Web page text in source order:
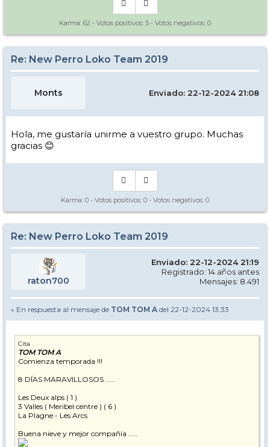
Karma: 62 - Votos positivos: 5 - Votos negativos: 0
Re: New Perro Loko Team 2019
Monts Enviado: 22-12-2024 21:08
Hola, me gustaría unirme a vuestro grupo. Muchas
gracias 😊
Karma: 0 - Votos positivos: 0 - Votos negativos: 0
Re: New Perro Loko Team 2019
raton700
Enviado: 22-12-2024 21:19
Registrado: 14 años antes
Mensajes: 8.491
» En respuesta al mensaje de TOM TOM A del 22-12-2024 13:33
Cita
TOM TOM A
Comienza temporada !!!
8 DÍAS MARAVILLOSOS ……
Les Deux alps ( 1 )
3 Valles ( Meribel centre ) ( 6 )
La Plagne - Les Arcs
Buena nieve y mejor compañía ……